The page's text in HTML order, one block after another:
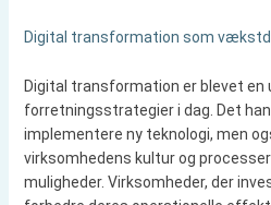
Digital transformation som
Digital transformation er blevet en
forretningsstrategier i dag. Det
implementere ny teknologi, men
virksomhedens kultur og
muligheder. Virksomheder, der